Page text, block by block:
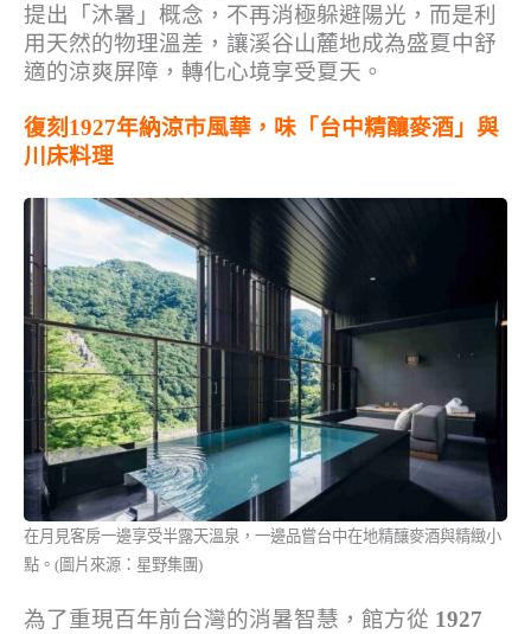
提出「沐暑」概念，不再消極躲避陽光，而是利
用天然的物理溫差，讓溪谷山麓地成為盛夏中舒
適的涼爽屏障，轉化心境享受夏天。
復刻1927年納涼市風華，味「台中精釀麥酒」與
川床料理
在月見客房一邊享受半露天溫泉，一邊品嘗台中在地精釀麥酒與精緻小
點。(圖片來源：星野集團)
為了重現百年前台灣的消暑智慧，館方從 1927